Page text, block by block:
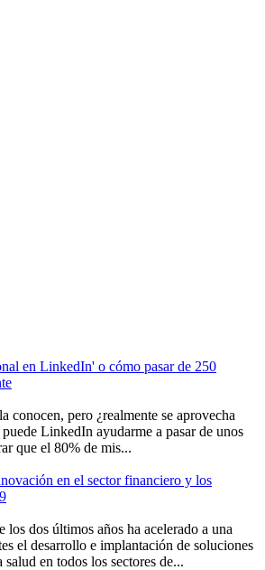
en LinkedIn' o cómo pasar de 250
conocen, pero ¿realmente se aprovecha
LinkedIn ayudarme a pasar de unos
que el 80% de mis...
en el sector financiero y los
los dos últimos años ha acelerado a una
el desarrollo e implantación de soluciones
en todos los sectores de...